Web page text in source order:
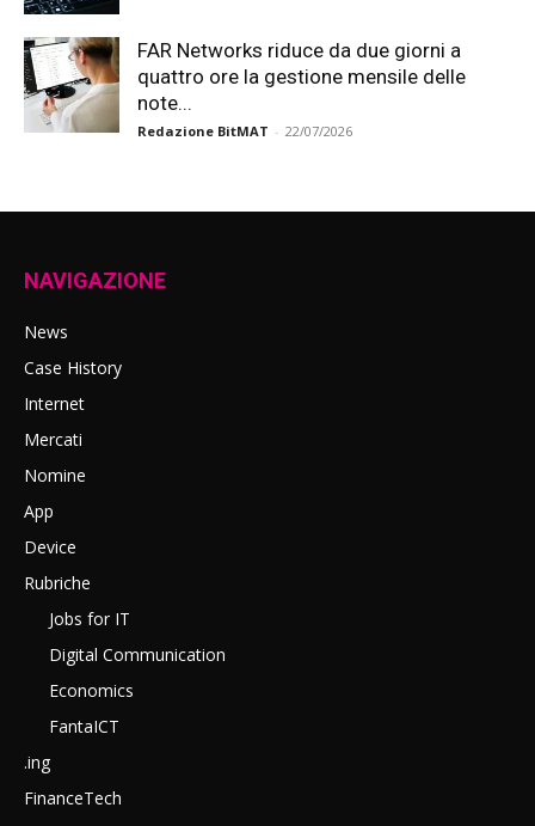
FAR Networks riduce da due giorni a
quattro ore la gestione mensile delle
note...
Redazione BitMAT - 22/07/2026
NAVIGAZIONE
News
Case History
Internet
Mercati
Nomine
App
Device
Rubriche
Jobs for IT
Digital Communication
Economics
FantaICT
.ing
FinanceTech